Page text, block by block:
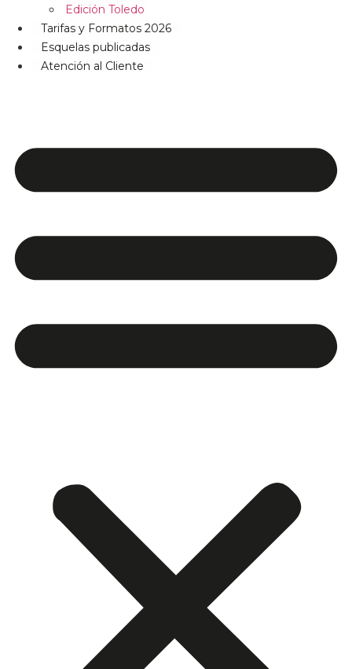
Edición Toledo
Tarifas y Formatos 2026
Esquelas publicadas
Atención al Cliente